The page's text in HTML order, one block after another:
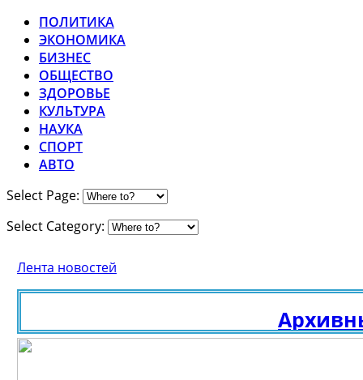
ПОЛИТИКА
ЭКОНОМИКА
БИЗНЕС
ОБЩЕСТВО
ЗДОРОВЬЕ
КУЛЬТУРА
НАУКА
СПОРТ
АВТО
Select Page:
Select Category:
Лента новостей